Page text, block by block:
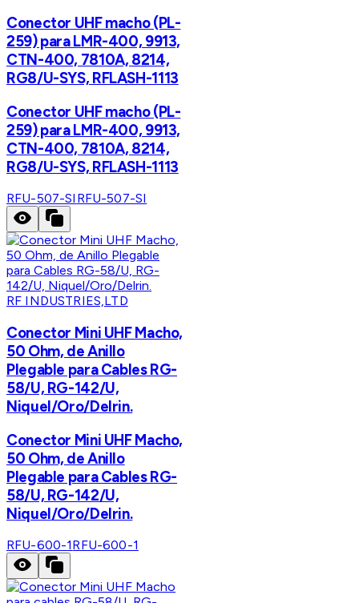
Conector UHF macho (PL-
259) para LMR-400, 9913,
CTN-400, 7810A, 8214,
RG8/U-SYS, RFLASH-1113
Conector UHF macho (PL-
259) para LMR-400, 9913,
CTN-400, 7810A, 8214,
RG8/U-SYS, RFLASH-1113
RFU-507-SI RFU-507-SI
RF INDUSTRIES,LTD
Conector Mini UHF Macho,
50 Ohm, de Anillo
Plegable para Cables RG-
58/U, RG-142/U,
Niquel/Oro/Delrin.
Conector Mini UHF Macho,
50 Ohm, de Anillo
Plegable para Cables RG-
58/U, RG-142/U,
Niquel/Oro/Delrin.
RFU-600-1RFU-600-1